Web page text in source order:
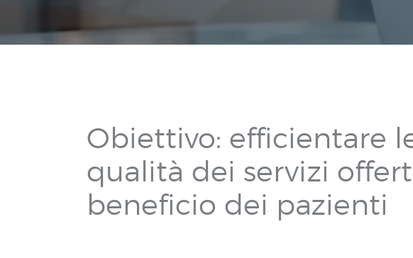
Obiettivo: efficientare
qualità dei servizi
beneficio dei pazienti